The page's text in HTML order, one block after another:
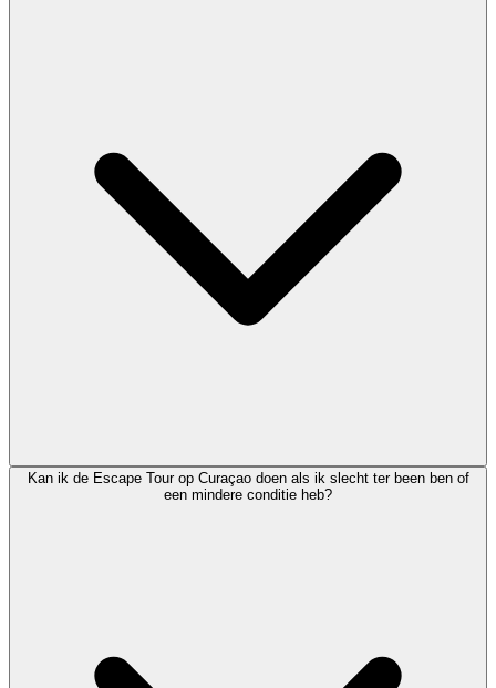
Kan ik de Escape Tour op Curaçao doen als ik slecht ter been ben of
een mindere conditie heb?